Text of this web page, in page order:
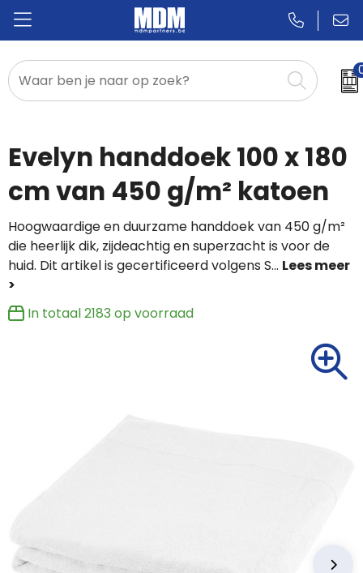
Relatiegeschenken
Promotietextiel
Sportkleding
Evelyn handdoek 100 x 180
cm van 450 g/m² katoen
Hoogwaardige en duurzame handdoek van 450 g/m²
die heerlijk dik, zijdeachtig en superzacht is voor de
huid. Dit artikel is gecertificeerd volgens S...
In totaal2183 op voorraad